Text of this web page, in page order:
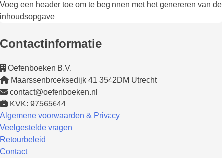
Voeg een header toe om te beginnen met het genereren van de
inhoudsopgave
Contactinformatie
Oefenboeken B.V.
Maarssenbroeksedijk 41 3542DM Utrecht
contact@oefenboeken.nl
KVK: 97565644
Algemene voorwaarden & Privacy
Veelgestelde vragen
Retourbeleid
Contact